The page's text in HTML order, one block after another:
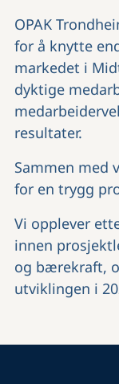
OPAK
for å knytte
markedet i
dyktige
resultater.
Sammen med
for en trygg
Vi opplever
innen
og bærekraft,
utviklingen i